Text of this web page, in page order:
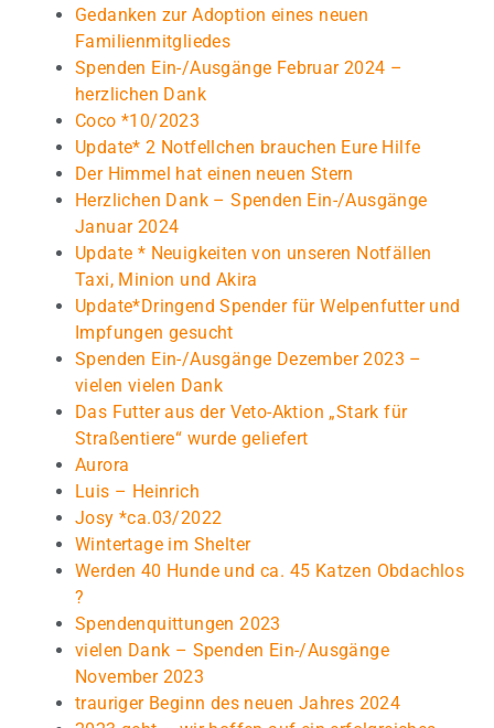
Gedanken zur Adoption eines neuen
Familienmitgliedes
Spenden Ein-/Ausgänge Februar 2024 –
herzlichen Dank
Coco *10/2023
Update* 2 Notfellchen brauchen Eure Hilfe
Der Himmel hat einen neuen Stern
Herzlichen Dank – Spenden Ein-/Ausgänge
Januar 2024
Update * Neuigkeiten von unseren Notfällen
Taxi, Minion und Akira
Update*Dringend Spender für Welpenfutter und
Impfungen gesucht
Spenden Ein-/Ausgänge Dezember 2023 –
vielen vielen Dank
Das Futter aus der Veto-Aktion „Stark für
Straßentiere“ wurde geliefert
Aurora
Luis – Heinrich
Josy *ca.03/2022
Wintertage im Shelter
Werden 40 Hunde und ca. 45 Katzen Obdachlos
?
Spendenquittungen 2023
vielen Dank – Spenden Ein-/Ausgänge
November 2023
trauriger Beginn des neuen Jahres 2024